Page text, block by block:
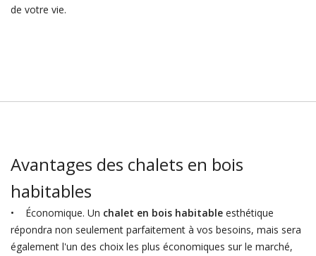
de votre vie.
Avantages des chalets en bois
habitables
• Économique. Un chalet en bois habitableesthétique
répondra non seulement parfaitement à vos besoins, mais sera
également l'un des choix les plus économiques sur le marché,